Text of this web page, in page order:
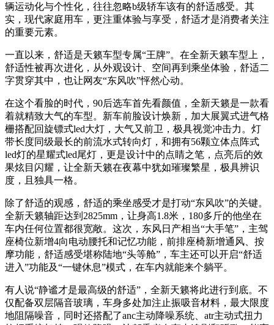
辆运动化与个性化，往往忽略b级轿车该有的舒适感受。其
实，现代家庭用车，更注重体验与享受，舒适才是消费者关注
的重要元素。
一直以来，舒适是天籁车型专属“王牌”。在全新天籁车型上，
舒适性被再次进化，从外观设计、空间再到乘坐体验，舒适二
字贯穿其中，也让网友“东风吹”怦然心动。
在这个看脸的时代，90后选车首先看颜值，全新天籁是一款看
着就精致大气的车型。新车前脸设计焕新，加大展翼式进气格
栅搭配回旋镖式led大灯，大气又前卫，极具视觉冲击力。灯
带长度同级最长的前流水式转向灯，和拥有56颗立体点阵式
led灯的星耀式led尾灯，更是设计中的点睛之笔，点亮后的效
果炫目闪耀，让全新天籁在夜幕中犹如璀璨繁星，极具辨识
度，且独具一格。
除了舒适的观感，舒适的乘坐感受才是打动“东风吹”的关键。
全新天籁轴距达到2825mm，让身高1.8米，180多斤的他坐在
车内任何位置都很宽敞。这次，东风日产相当“大手笔”，主驾
座椅位新增4向电动腰托和记忆功能，前排座椅新增通风、按
摩功能，舒适感受堪称陆地“头等舱”，车主还可以开启“舒适
进入”功能及“一键休息”模式，在车内就能来个躺平。
有人说“静谧才是最高级的舒适”，全新天籁将此进行到底。不
仅配备双层隔音玻璃，车身多处加注止振吸音材料，最大限度
地阻隔噪音，同时还搭配了anc主动降噪系统、atr主动式扭力